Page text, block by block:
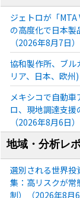
ジェトロが「
の高度化で日本
（2026年8月7日）
協和製作所、ブル
リア、日本、欧州
メキシコで自動
ロ、現地調達支
（2026年8月6日）
地域・分析レ
選別される世界投
集：高リスクが常
制）（2026年8月6